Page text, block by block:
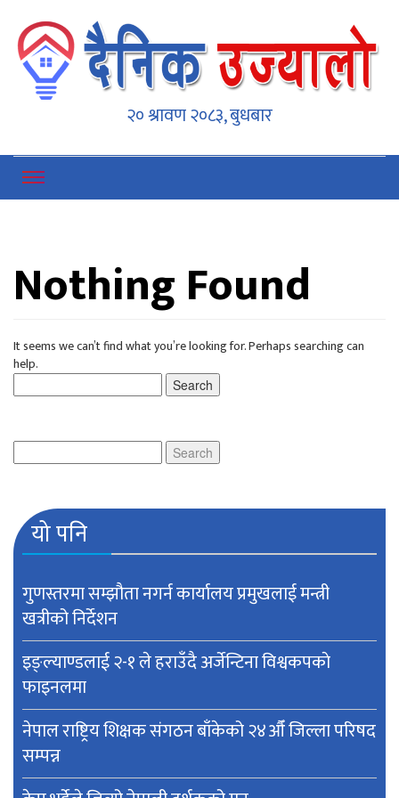
Dainikujyaalo
२० श्रावण २०८३, बुधबार
Nothing Found
It seems we can’t find what you’re looking for. Perhaps searching can
help.
for:
for:
यो पनि
गुणस्तरमा सम्झौता नगर्न कार्यालय प्रमुखलाई मन्त्री
खत्रीको निर्देशन
इङ्ल्याण्डलाई २-१ ले हराउँदै अर्जेन्टिना विश्वकपकाे
फाइनलमा
नेपाल राष्ट्रिय शिक्षक संगठन बाँकेको २४औँ जिल्ला परिषद
सम्पन्न